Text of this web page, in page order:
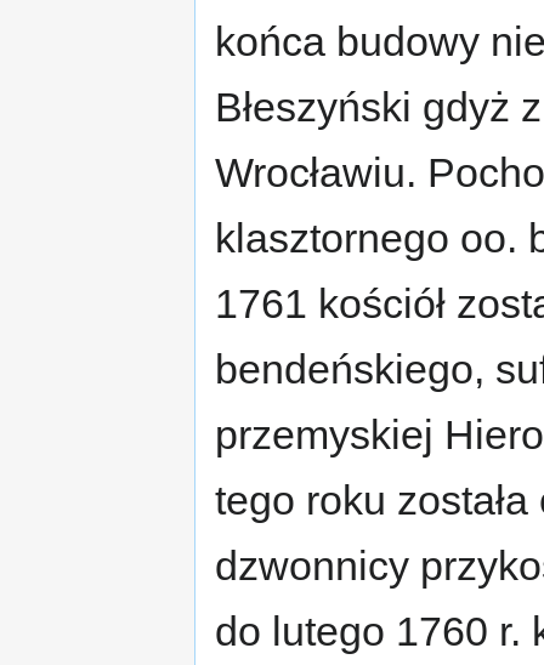
końca budowy
Błeszyński gdyż
Wrocławiu.
klasztornego oo.
1761 kościół
bendeńskiego,
przemyskiej
tego roku
dzwonnicy
do lutego 1760 r.